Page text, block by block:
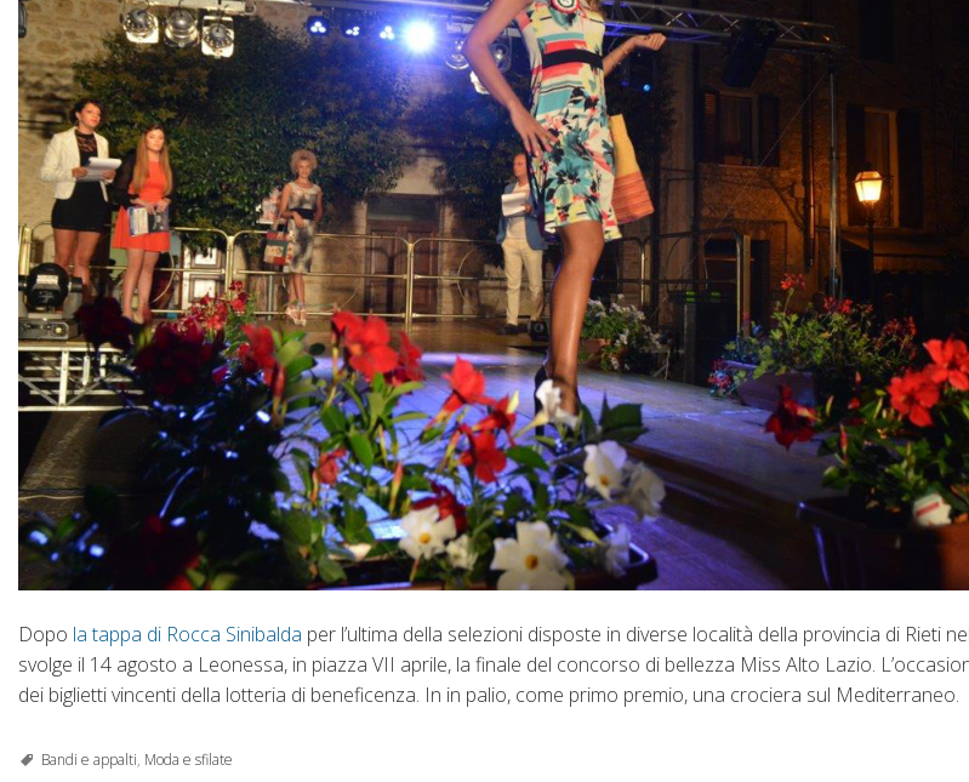
Dopo la tappa di Rocca Sinibalda per l’ultima della selezioni disposte in diverse località della provincia di Rieti
svolge il 14 agosto a Leonessa, in piazza VII aprile, la finale del concorso di bellezza Miss Alto Lazio.
dei biglietti vincenti della lotteria di beneficenza. In in palio, come primo premio, una crociera sul Mediterraneo.
Bandi e appalti, Moda e sfilate